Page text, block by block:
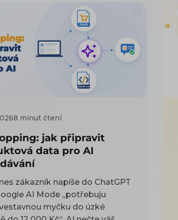
8 minut čtení
jak připravit
data pro AI
zákazník napíše do ChatGPT
AI Mode „potřebuju
myčku do úzké